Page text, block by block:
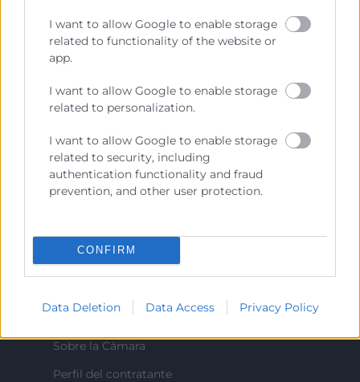
I want to allow Google to enable storage
related to functionality of the website or
app.
I want to allow Google to enable storage
related to personalization.
I want to allow Google to enable storage
related to security, including
authentication functionality and fraud
prevention, and other user protection.
CONFIRM
Data Deletion Data Access Privacy Policy
colaboradora de las Administraciones Públicas, dedicada a:
Representar, promocionar y defender los intereses
generales del comercio, la industria y la navegación.
Ejercitar las competencias de carácter público
previstas en la Ley, o que puedan encomendar y
delegar las Administraciones Públicas.
Recursos
Sobre la Cámara
Perfil del contratante